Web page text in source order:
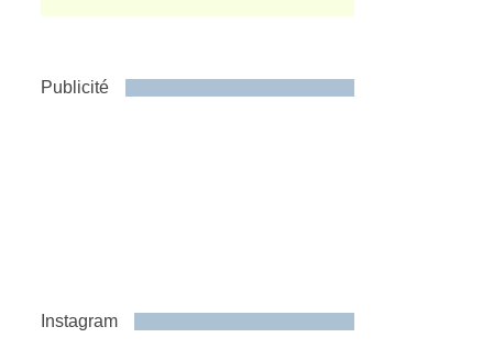
Publicité
Instagram